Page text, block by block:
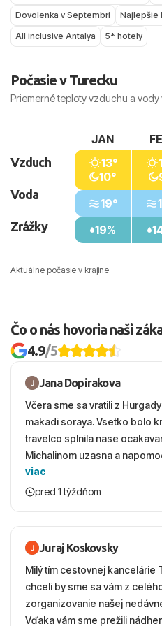
Dovolenka v Septembri Najlepšie
All inclusive Antalya
5* hotely
Počasie v Turecku
Priemerné teploty vzduchu a
Aktuálne počasie v krajine
Vzduch
Voda
Zrážky
JAN
13°
10°
19°
19%
Čo o nás hovoria naši
4.9/5
Jana Dopirakova
Včera sme sa vratili z
makadi soraya. Vsetko bolo
travelco splnila nase
Michalinom uzasna a
vecernych hodinach zaco sa
krasny, cisty. Sluzby top.
viac
pred 1 týždňom
Juraj Koskovsky
Milý tím cestovnej kancelárie
chceli by sme sa vám z
zorganizovanie našej
Vďaka vám sme prežili